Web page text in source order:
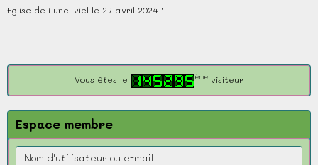
Eglise de Lunel viel le 27 avril 2024 "
Vous êtes le ème visiteur
Espace membre